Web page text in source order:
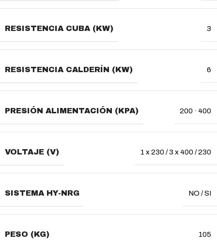
RESISTENCIA CUBA (KW) 3
RESISTENCIA CALDERÍN (KW) 6
PRESIÓN ALIMENTACIÓN (KPA) 200 · 400
VOLTAJE (V) 1 x 230 / 3 x 400 / 230
SISTEMA HY-NRG NO / SI
PESO (KG) 105